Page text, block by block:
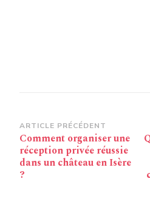
Navigation
d’article
ARTICLE PRÉCÉDENT
Comment organiser une
réception privée réussie
dans un château en Isère
?